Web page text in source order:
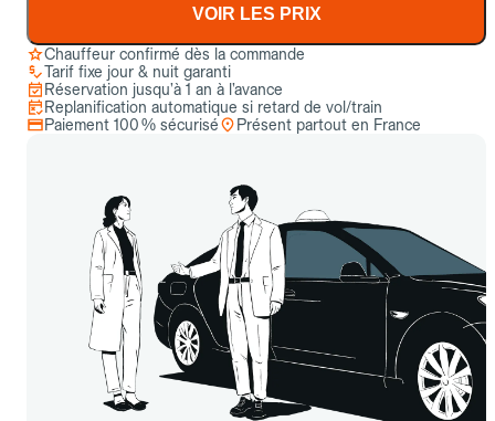
VOIR LES PRIX
Chauffeur confirmé dès la commande
Tarif fixe jour & nuit garanti
Réservation jusqu’à 1 an à l’avance
Replanification automatique si retard de vol/train
Paiement 100 % sécurisé
Présent partout en France